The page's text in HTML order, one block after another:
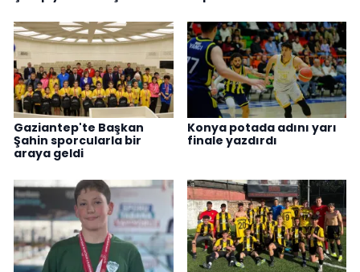
Gaziantep'te Başkan
Şahin sporcularla bir
araya geldi
Konya potada adını yarı
finale yazdırdı